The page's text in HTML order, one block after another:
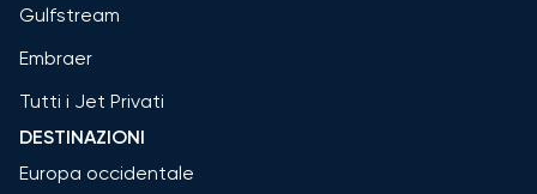
Gulfstream
Embraer
Tutti i Jet Privati
DESTINAZIONI
Europa occidentale